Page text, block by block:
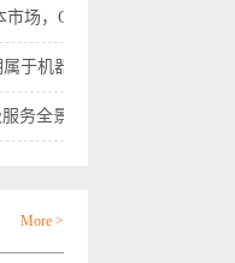
场，Op
于机器人
务全景图
More >